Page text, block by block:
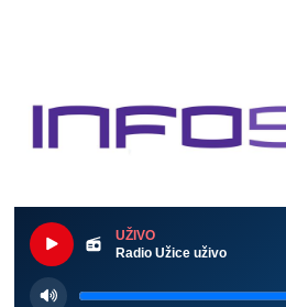
UŽIVO
Radio Užice uživo